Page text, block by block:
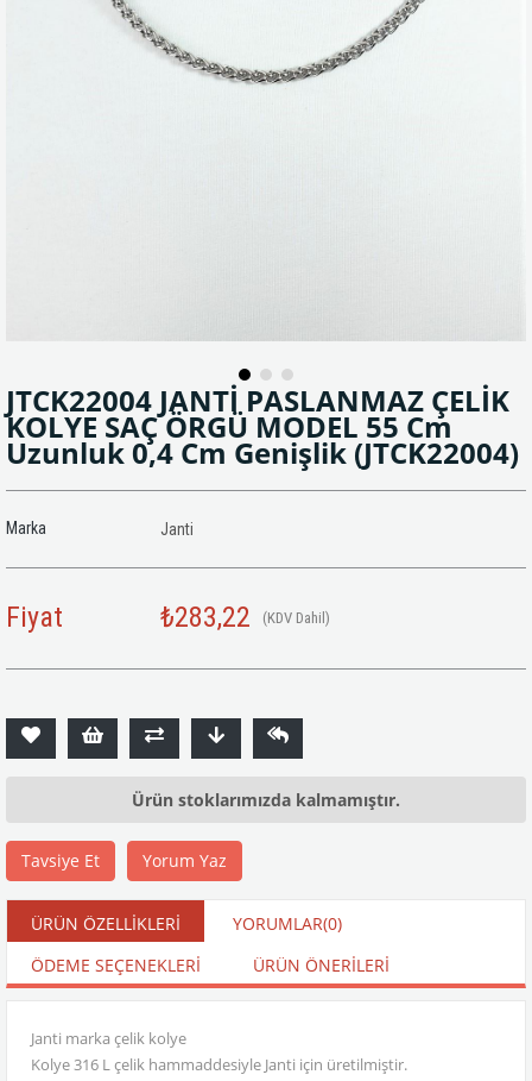
JTCK22004 JANTİ PASLANMAZ ÇELİK
KOLYE SAÇ ÖRGÜ MODEL 55 Cm
Uzunluk 0,4 Cm Genişlik (JTCK22004)
Marka Janti
Fiyat ₺283,22 (KDV Dahil)
Ürün stoklarımızda kalmamıştır.
Tavsiye Et Yorum Yaz
ÜRÜN ÖZELLIKLERI YORUMLAR(0)
ÖDEME SEÇENEKLERI
ÜRÜN ÖNERILERI
Janti marka çelik kolye
Kolye 316 L çelik hammaddesiyle Janti için üretilmiştir.